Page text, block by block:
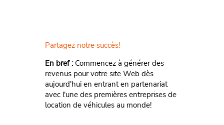
Partagez notre succès!
En bref :Commencez à générer des
revenus pour votre site Web dès
aujourd'hui en entrant en partenariat
avec l'une des premières entreprises de
location de véhicules au monde!